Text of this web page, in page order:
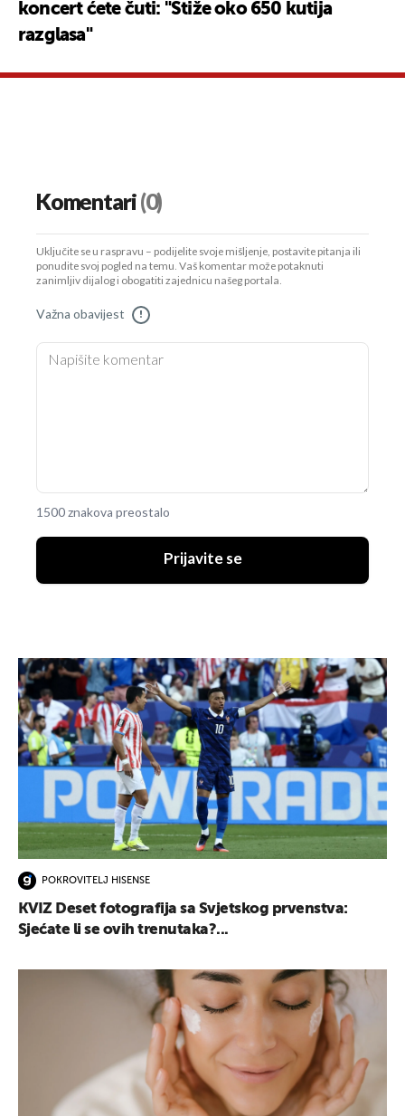
koncert ćete čuti: "Stiže oko 650 kutija
razglasa"
Komentari(0)
Uključite se u raspravu – podijelite svoje mišljenje, postavite pitanja ili
ponudite svoj pogled na temu. Vaš komentar može potaknuti
zanimljiv dijalog i obogatiti zajednicu našeg portala.
Važna obavijest !
1500 znakova preostalo
Prijavite se
POKROVITELJ HISENSE
KVIZ Deset fotografija sa Svjetskog prvenstva:
Sjećate li se ovih trenutaka?...